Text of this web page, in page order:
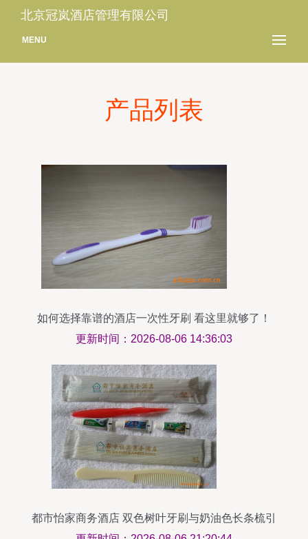
北京冠岚酒店管理有限公司
MENU
产品列表
如何选择靠谱的酒店一次性牙刷 看这里就够了！
更新时间：2026-08-06 14:36:03
都市怡家商务酒店 双色树叶牙刷与奶油色长条梳引
领一次性用品新潮流